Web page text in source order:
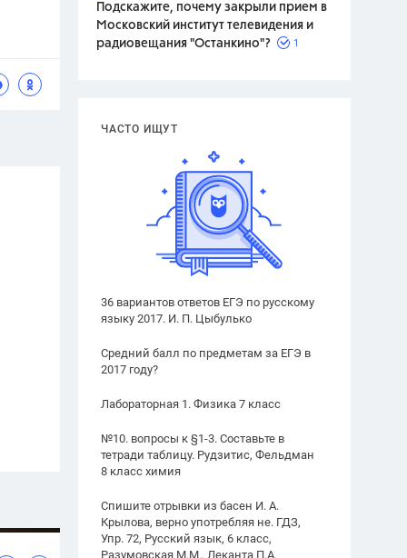
Подскажите, почему закрыли прием в
Московский институт телевидения и
радиовещания "Останкино"?
1
ЧАСТО ИЩУТ
36 вариантов ответов ЕГЭ по русскому
языку 2017. И. П. Цыбулько
Средний балл по предметам за ЕГЭ в
2017 году?
Лабораторная 1. Физика 7 класс
№10. вопросы к §1-3. Составьте в
тетради таблицу. Рудзитис, Фельдман
8 класс химия
Спишите отрывки из басен И. А.
Крылова, верно употребляя не. ГДЗ,
Упр. 72, Русский язык, 6 класс,
Разумовская М.М., Леканта П.А.